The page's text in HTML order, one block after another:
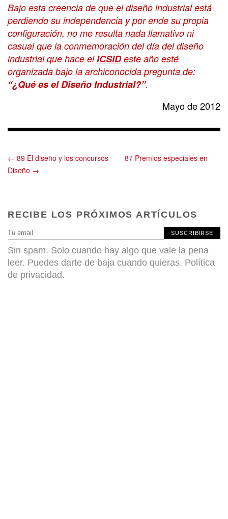
Bajo esta creencia de que el diseño industrial está
perdiendo su independencia y por ende su propia
configuración, no me resulta nada llamativo ni
casual que la conmemoración del día del diseño
industrial que hace elICSIDeste año esté
organizada bajo la archiconocida pregunta de:
“¿Qué es el Diseño Industrial?”.
Mayo de 2012
← 89 El diseño y los concursos
87 Premios especiales en
Diseño →
RECIBE LOS PRÓXIMOS ARTÍCULOS
SUSCRIBIRSE
Sin spam. Solo cuando hay algo que vale la pena
leer. Puedes darte de baja cuando quieras. Política
de privacidad.